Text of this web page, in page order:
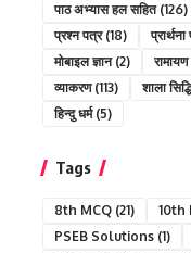
पाठ अभ्यास हल सहित(126)
प्रश्न पत्र(18)
मोबाइल ज्ञान(2) रामायण
व्याकरण(113) शाला
हिन्दु धर्म(5)
Tags
8th MCQ (21) 10th
PSEB Solutions (1)